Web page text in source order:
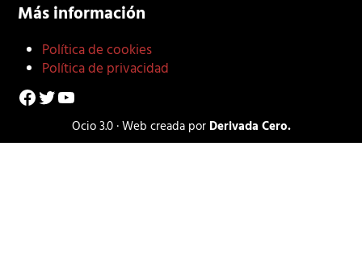
Más información
Política de cookies
Política de privacidad
Facebook
Twitter
YouTube
Ocio 3.0 · Web creada por Derivada Cero.